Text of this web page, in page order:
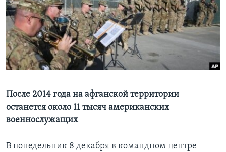
Learning English
СОЦИАЛЬНЫЕ СЕТИ
Языки
После 2014 года на афганской территории
останется около 11 тысяч американских
военнослужащих
В понедельник 8 декабря в командном центре